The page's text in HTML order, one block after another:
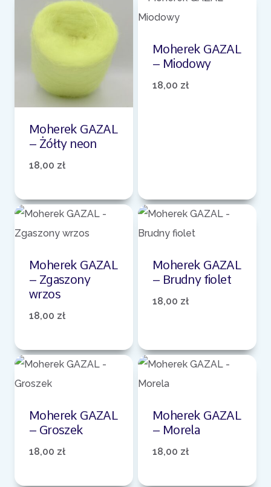
Moherek GAZAL
– Żółty neon
18,00 zł
Moherek GAZAL
– Miodowy
18,00 zł
Moherek GAZAL
– Zgaszony
wrzos
18,00 zł
Moherek GAZAL
– Brudny fiolet
18,00 zł
Moherek GAZAL
– Groszek
18,00 zł
Moherek GAZAL
– Morela
18,00 zł